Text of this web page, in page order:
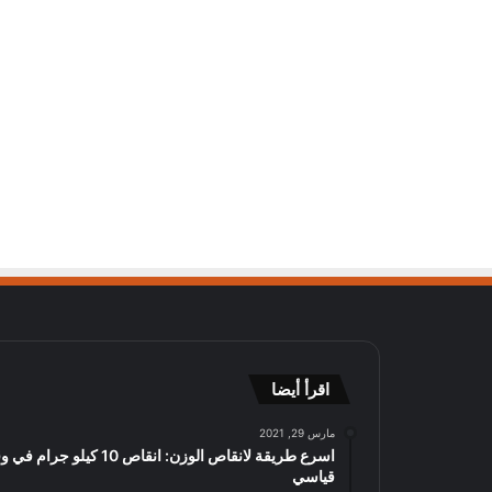
اقرأ أيضا
مارس 29, 2021
اسرع طريقة لانقاص الوزن: انقاص 10 كيلو
قياسي